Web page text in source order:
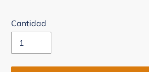
Cantidad